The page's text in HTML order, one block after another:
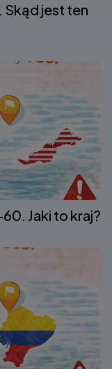
jest ten
Jaki to kraj?